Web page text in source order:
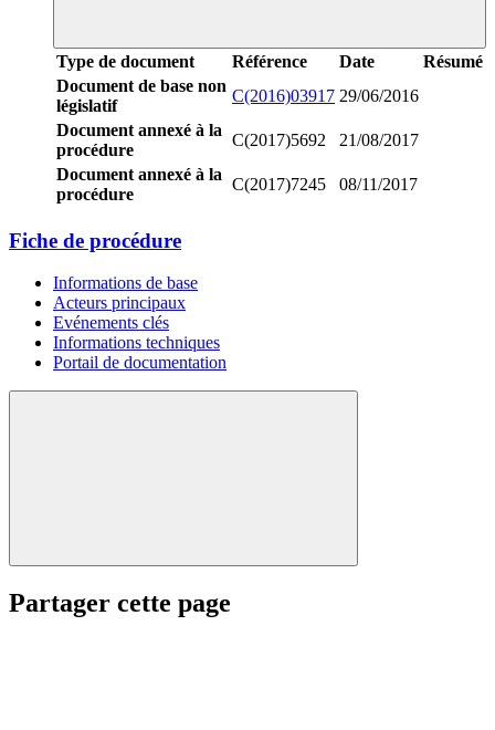
Type de document Référence Date
Résumé
Document de base non
législatif
C(2016)03917 29/06/2016
Document annexé à la
procédure
C(2017)5692
21/08/2017
Document annexé à la
procédure
C(2017)7245 08/11/2017
Fiche de procédure
Informations de base
Acteurs principaux
Evénements clés
Informations techniques
Portail de documentation
Partager cette page